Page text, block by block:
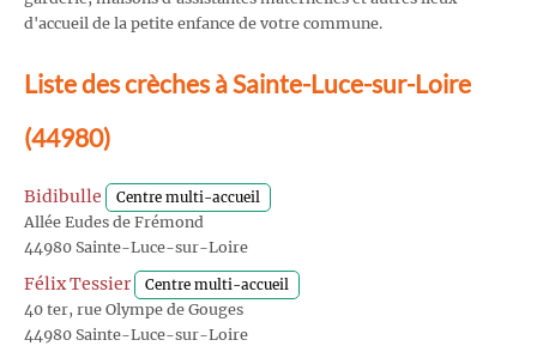
d'accueil de la petite enfance de votre commune.
Liste des crèches à Sainte-Luce-sur-Loire
(44980)
Bidibulle Centre multi-accueil
Allée Eudes de Frémond
44980 Sainte-Luce-sur-Loire
Félix Tessier Centre multi-accueil
40 ter, rue Olympe de Gouges
44980 Sainte-Luce-sur-Loire